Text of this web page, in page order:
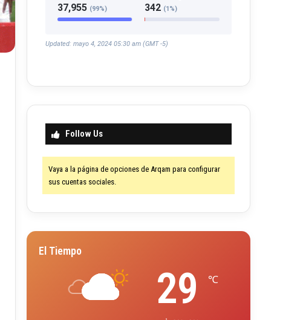
37,955 (99%) 342 (1%)
Updated: mayo 4, 2024 05:30 am (GMT -5)
Follow Us
Vaya a la página de opciones de Arqam para configurar
sus cuentas sociales.
El Tiempo
29 ℃